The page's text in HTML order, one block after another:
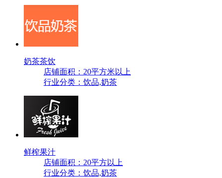
奶茶茶饮
店铺面积：20平方米以上
行业分类：饮品,奶茶
鲜榨果汁
店铺面积：20平方以上
行业分类：饮品,奶茶